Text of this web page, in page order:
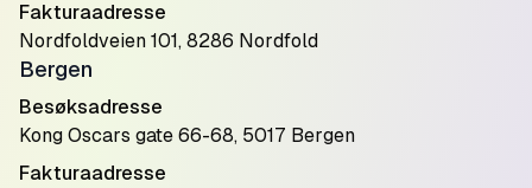
Fakturaadresse
Nordfoldveien 101, 8286 Nordfold
Bergen
Besøksadresse
Kong Oscars gate 66-68, 5017 Bergen
Fakturaadresse